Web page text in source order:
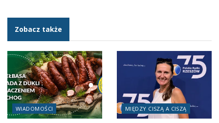
Zobacz także
WIADOMOŚCI MIĘDZY CISZĄ A CISZĄ